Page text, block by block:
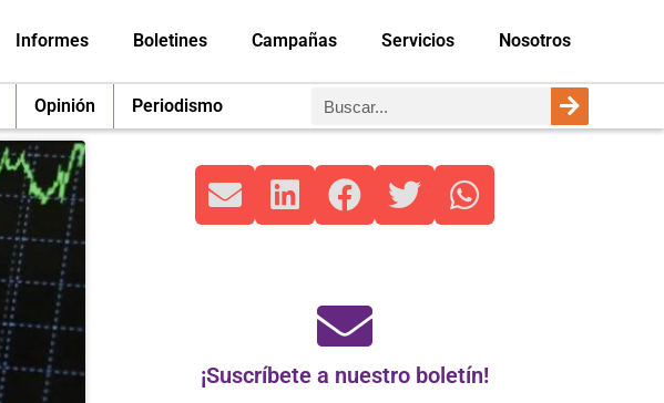
Informes Boletines Campañas Servicios Nosotros
Opinión Periodismo
¡Suscríbete a nuestro boletín!